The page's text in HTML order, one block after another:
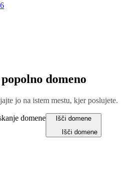
domeno
jo na istem mestu, kjer poslujete.
domene
Išči domene
Išči domene